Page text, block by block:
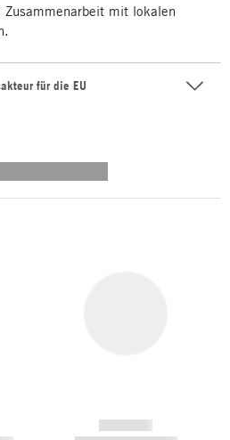
mit lokalen
für die EU
------------